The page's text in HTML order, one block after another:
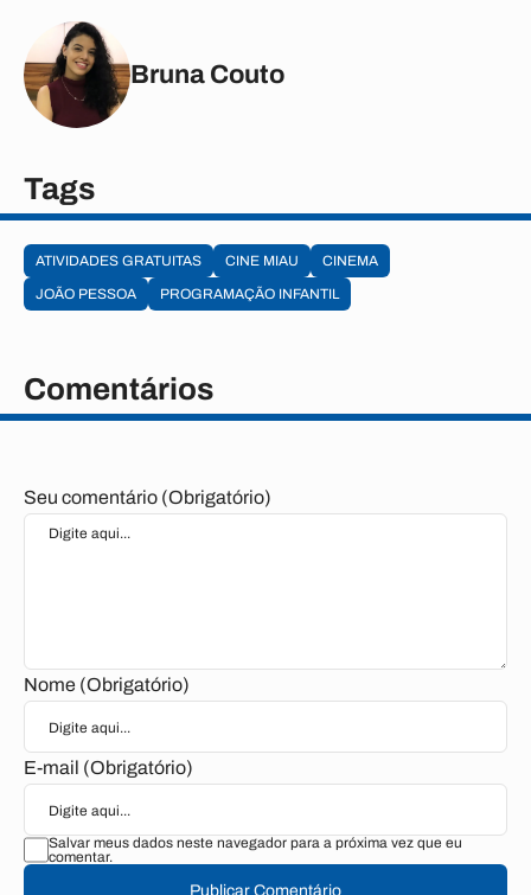
Bruna Couto
Tags
ATIVIDADES GRATUITAS CINE MIAU
CINEMA
JOÃO PESSOA
PROGRAMAÇÃO INFANTIL
Comentários
Seu comentário (Obrigatório)
Nome (Obrigatório)
E-mail (Obrigatório)
Salvar meus dados neste navegador para a próxima vez que eu
comentar.
Publicar Comentário